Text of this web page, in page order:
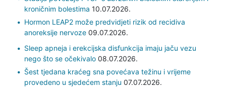
kroničnim bolestima 10.07.2026.
Hormon LEAP2 može predvidjeti rizik od recidiva
anoreksije nervoze09.07.2026.
Sleep apneja i erekcijska disfunkcija imaju jaču vezu
nego što se očekivalo08.07.2026.
Šest tjedana kraćeg sna povećava težinu i vrijeme
provedeno u sjedećem stanju 07.07.2026.